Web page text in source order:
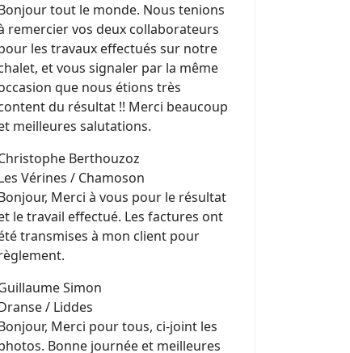
tout le monde. Nous tenions
remercier vos deux collaborateurs
les travaux effectués sur notre
et vous signaler par la même
que nous étions très
du résultat !! Merci beaucoup
meilleures salutations.
Berthouzoz
Vérines / Chamoson
Merci à vous pour le résultat
le travail effectué. Les factures ont
transmises à mon client pour
Simon
/ Liddes
Merci pour tous, ci-joint les
Bonne journée et meilleures